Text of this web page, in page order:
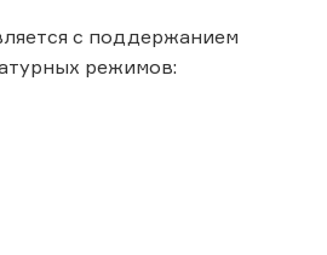
с поддержанием
режимов: